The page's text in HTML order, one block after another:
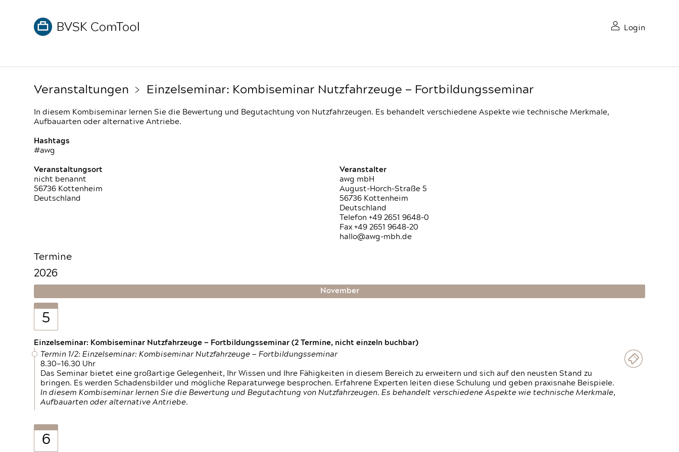
Login
Veranstaltungen ﹥ Einzelseminar: Kombiseminar Nutzfahrzeuge — Fortbildungsseminar
In diesem Kombiseminar lernen Sie die Bewertung und Begutachtung von Nutzfahrzeugen. Es behandelt verschiedene Aspekte wie technische Merkmale,
Aufbauarten oder alternative Antriebe.
Hashtags
#awg
Veranstaltungsort
nicht benannt
56736 Kottenheim
Deutschland
Veranstalter
awg mbH
August-Horch-Straße 5
56736 Kottenheim
Deutschland
Telefon +49 2651 9648-0
Fax +49 2651 9648-20
hallo@awg-mbh.de
Termine
2026
November
5
Einzelseminar: Kombiseminar Nutzfahrzeuge — Fortbildungsseminar (2 Termine, nicht einzeln buchbar)
Termin 1/2: Einzelseminar: Kombiseminar Nutzfahrzeuge — Fortbildungsseminar
8.30—16.30 Uhr
Das Seminar bietet eine großartige Gelegenheit, Ihr Wissen und Ihre Fähigkeiten in diesem Bereich zu erweitern und sich auf den neusten Stand zu
bringen. Es werden Schadensbilder und mögliche Reparaturwege besprochen. Erfahrene Experten leiten diese Schulung und geben praxisnahe Beispiele.
In diesem Kombiseminar lernen Sie die Bewertung und Begutachtung von Nutzfahrzeugen. Es behandelt verschiedene Aspekte wie technische Merkmale,
Aufbauarten oder alternative Antriebe.
6